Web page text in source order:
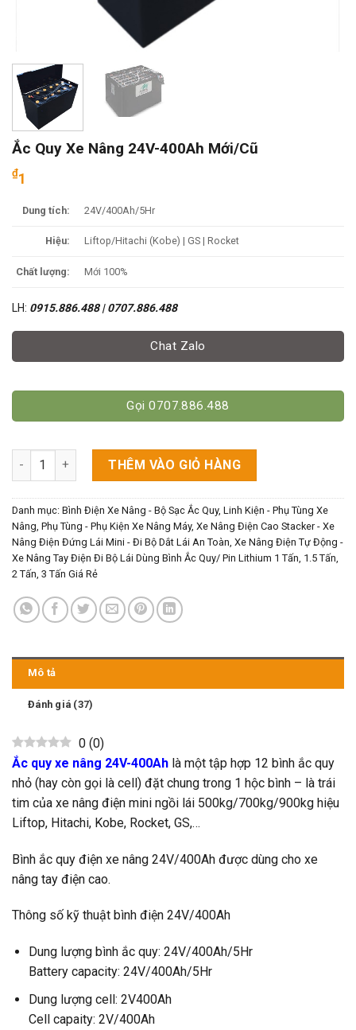
Ắc Quy Xe Nâng 24V-400Ah Mới/Cũ
₫1
Dung tích: 24V/400Ah/5Hr
Hiệu: Liftop/Hitachi (Kobe) | GS | Rocket
Chất lượng: Mới 100%
LH: 0915.886.488 | 0707.886.488
Chat Zalo
Gọi 0707.886.488
Ắc Quy Xe Nâng 24V-400Ah Mới/Cũ số lượng
THÊM VÀO GIỎ HÀNG
Danh mục: Bình Điện Xe Nâng - Bộ Sạc Ắc Quy, Linh Kiện - Phụ Tùng Xe
Nâng Phụ Tùng - Phụ Kiện Xe Nâng Máy, Xe Nâng Điện Cao Stacker - Xe
Nâng Điện Đứng Lái Mini - Đi Bộ Dắt Lái An Toàn Xe Nâng Điện Tự Động -
Xe Nâng Tay Điện Đi Bộ Lái Dùng Bình Ắc Quy/ Pin Lithium 1 Tấn, 1.5 Tấn,
2 Tấn, 3 Tấn Giá Rẻ
Mô tả
Đánh giá (37)
0 (0)
Ắc quy xe nâng 24V-400Ah là một tập hợp 12 bình ắc quy
nhỏ (hay còn gọi là cell) đặt chung trong 1 hộc bình – là trái
tim của xe nâng điện mini ngồi lái 500kg/700kg/900kg hiệu
Liftop, Hitachi, Kobe, Rocket, GS,…
Bình ắc quy điện xe nâng 24V/400Ah được dùng cho xe
nâng tay điện cao.
Thông số kỹ thuật bình điện 24V/400Ah
Dung lượng bình ắc quy: 24V/400Ah/5Hr
Battery capacity: 24V/400Ah/5Hr
Dung lượng cell: 2V400Ah
Cell capaity: 2V/400Ah